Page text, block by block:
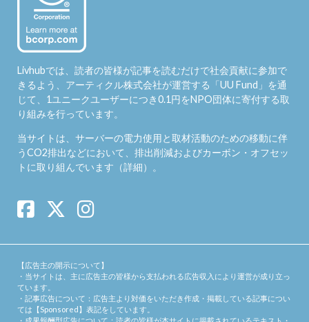
Livhubでは、読者の皆様が記事を読むだけで社会貢献に参加で
きるよう、アーティクル株式会社が運営する「UU Fund 」を通
じて、1ユニークユーザーにつき0.1円をNPO団体に寄付する取
り組みを行っています。
当サイトは、サーバーの電力使用と取材活動のための移動に伴
うCO2排出などにおいて、排出削減およびカーボン・オフセッ
トに取り組んでいます（詳細）。
【広告主の開示について】
・当サイトは、主に広告主の皆様から支払われる広告収入により運営が成り立っ
ています。
・記事広告について：広告主より対価をいただき作成・掲載している記事につい
ては【Sponsored】表記をしています。